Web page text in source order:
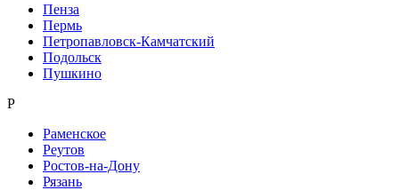
Пенза
Пермь
Петропавловск-Камчатский
Подольск
Пушкино
Р
Раменское
Реутов
Ростов-на-Дону
Рязань